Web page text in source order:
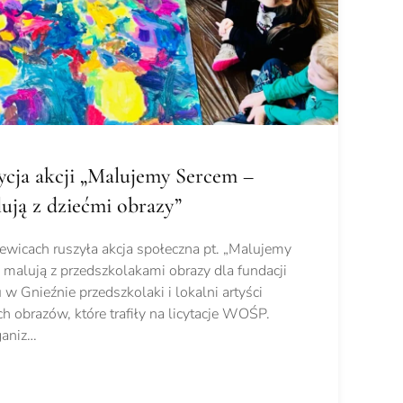
akcji „Malujemy Sercem –
z dziećmi obrazy”
ruszyła akcja społeczna pt. „Malujemy
z przedszkolakami obrazy dla fundacji
w Gnieźnie przedszkolaki i lokalni artyści
obrazów, które trafiły na licytacje WOŚP.